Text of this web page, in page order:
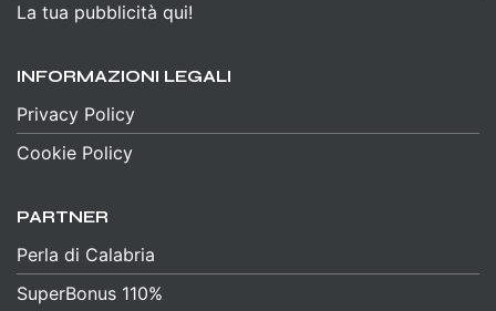
La tua pubblicità qui!
INFORMAZIONI LEGALI
Privacy Policy
Cookie Policy
PARTNER
Perla di Calabria
SuperBonus 110%